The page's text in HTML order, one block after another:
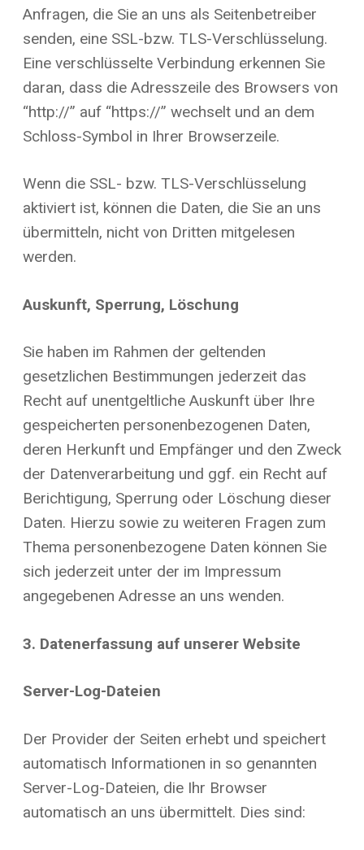
Anfragen, die Sie an uns als Seitenbetreiber
senden, eine SSL-bzw. TLS-Verschlüsselung.
Eine verschlüsselte Verbindung erkennen Sie
daran, dass die Adresszeile des Browsers von
“http://” auf “https://” wechselt und an dem
Schloss-Symbol in Ihrer Browserzeile.
Wenn die SSL- bzw. TLS-Verschlüsselung
aktiviert ist, können die Daten, die Sie an uns
übermitteln, nicht von Dritten mitgelesen
werden.
Auskunft, Sperrung, Löschung
Sie haben im Rahmen der geltenden
gesetzlichen Bestimmungen jederzeit das
Recht auf unentgeltliche Auskunft über Ihre
gespeicherten personenbezogenen Daten,
deren Herkunft und Empfänger und den Zweck
der Datenverarbeitung und ggf. ein Recht auf
Berichtigung, Sperrung oder Löschung dieser
Daten. Hierzu sowie zu weiteren Fragen zum
Thema personenbezogene Daten können Sie
sich jederzeit unter der im Impressum
angegebenen Adresse an uns wenden.
3. Datenerfassung auf unserer Website
Server-Log-Dateien
Der Provider der Seiten erhebt und speichert
automatisch Informationen in so genannten
Server-Log-Dateien, die Ihr Browser
automatisch an uns übermittelt. Dies sind: